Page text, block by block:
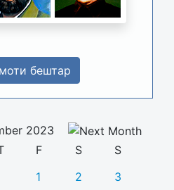
бештар
2023
F S
S
1
2 3